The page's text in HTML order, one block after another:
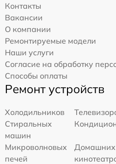
Контакты
Вакансии
О компании
Ремонтируемые модели
Наши услуги
Согласие на обработку
Способы оплаты
Ремонт устройств
Холодильников
Стиральных
машин
Микроволновых
печей
Домашних